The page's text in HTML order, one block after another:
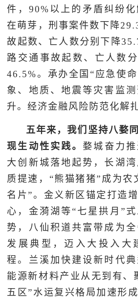
件，90%以上的矛盾纠纷
在萌芽，刑事案件数下降
故起数、亡人数分别下降
路交通事故起数、亡人数分
46.5%。承办全国“应急使
象、地质、地震等灾害监
升。经济金融风险防范化解
五年来，我们坚持八婺
现生动性实践。 婺城奋力
大创新城落地起势，长湖
质提速，“熊猫猪猪”成为农
名片”。金义新区锚定打造
心，金漪湖等“七星拱月”
势，八仙积道共富带成为
发展典型，迈入大投入大
程。兰溪加快建设新时代
能源新材料产业从无到有、
五区”水运复兴格局加速形